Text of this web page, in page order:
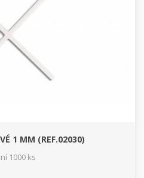
1 MM (REF.02030)
1000 ks